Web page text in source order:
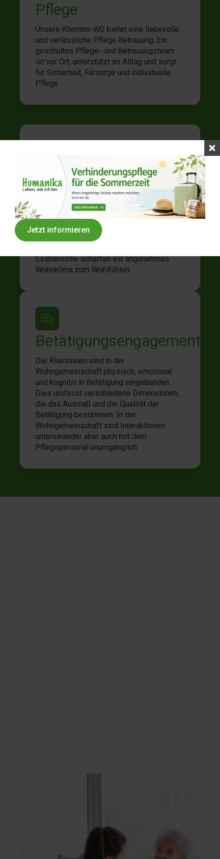
Pflege
Unsere Klienten-WG bietet eine liebevolle
und verlässliche Pflege Betreuung. Ein
geschultes Pflege- und Betreuungsteam
ist vor Ort, unterstützt im Alltag und sorgt
für Sicherheit, Fürsorge und individuelle
Pflege
Moderne Ausstattung
Unsere Klienten-Wohngemeinschaft ist mit
moderner, barrierefreier Ausstattung
eingerichtet – für mehr Komfort, Sicherheit
und Selbstständigkeit im Alltag. Helle
Räume, hochwertige Möbel, moderne Bäder
Essbereiche schaffen ein angenehmes
Wohnklima zum Wohlfühlen.
Betätigungsengagement
Die Klientinnen sind in der
Wohngemeinschaft physisch, emotional
und kognitiv in Betätigung eingebunden.
Dies umfasst verschiedene Dimensionen,
die das Ausmaß und die Qualität der
Betätigung bestimmen. In der
Wohngemeinschaft sind Interaktionen
untereinander aber auch mit dem
Pflegepersonal unumgänglich.
Jetzt informieren